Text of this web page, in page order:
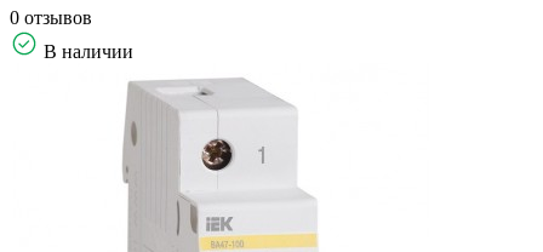
0 отзывов
В наличии